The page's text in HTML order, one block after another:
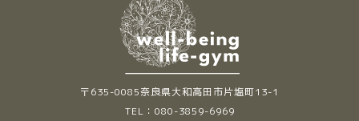
〒635-0085奈良県大和高田市片塩町13-1
TEL：080-3859-6969